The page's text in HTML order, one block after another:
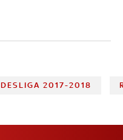
2017-2018